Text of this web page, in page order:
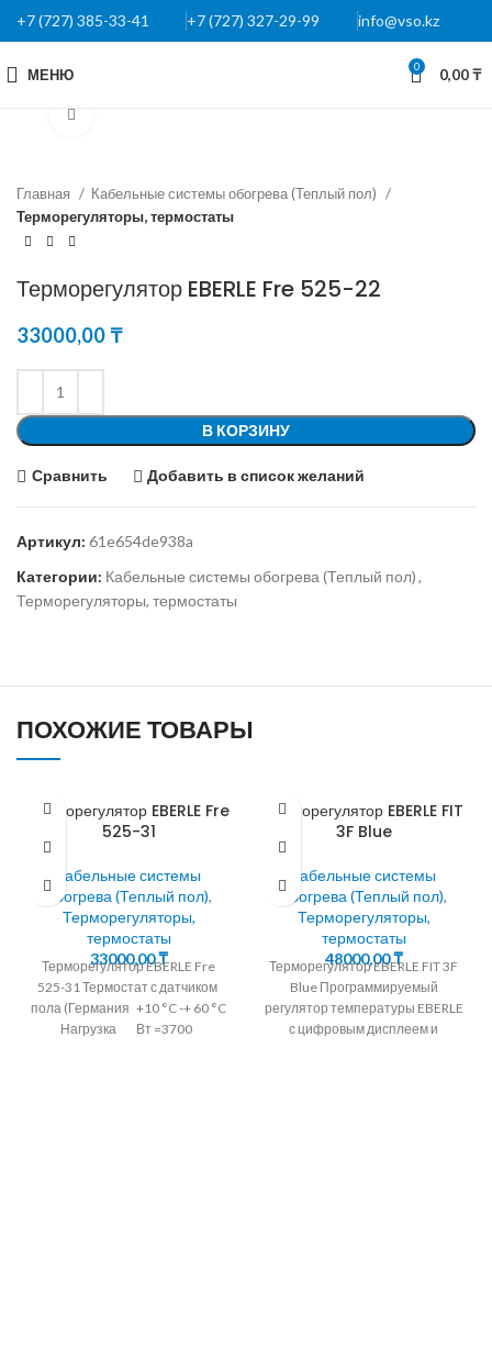
+7 (727) 385-33-41 +7 (727) 327-29-99 info@vso.kz
МЕНЮ 0 0,00₸
Главная
Кабельные системы обогрева (Теплый пол)
Терморегуляторы, термостаты
Терморегулятор EBERLE Fre 525-22
33000,00₸
В КОРЗИНУ
Сравнить Добавить в список желаний
Артикул: 61e654de938a
Категории: Кабельные системы обогрева (Теплый пол),
Терморегуляторы, термостаты
ПОХОЖИЕ ТОВАРЫ
Терморегулятор EBERLE Fre
525-31
Кабельные системы
обогрева (Теплый пол),
Терморегуляторы,
термостаты
33000,00₸
Терморегулятор EBERLE Fre
525-31 Термостат с датчиком
пола (Германия +10 °C -+ 60 °C
Нагрузка Вт =3700
Терморегулятор EBERLE FIT
3F Blue
Кабельные системы
обогрева (Теплый пол),
Терморегуляторы,
термостаты
48000,00₸
Терморегулятор EBERLE FIT 3F
Blue Программируемый
регулятор температуры EBERLE
с цифровым дисплеем и